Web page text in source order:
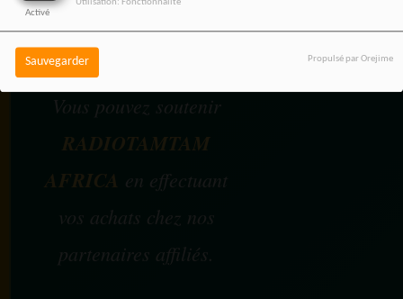
Activé
Utilisation: Fonctionnalité
Sauvegarder Propulsé par Orejime
SOUTENEZ
Vous pouvez soutenir
RADIOTAMTAM
AFRICA en effectuant
vos achats chez nos
partenaires affiliés.